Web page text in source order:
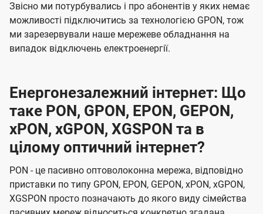
Звісно ми потурбувались і про абонентів у яких немає
можливості підключитись за технологією GPON, тож
ми зарезервували наше мережеве обладнання на
випадок відключень електроенергії.
Енергонезалежний інтернет: Що
таке PON, GPON, EPON, GEPON,
xPON, xGPON, XGSPON та в
цілому оптичний інтернет?
PON - це пасивно оптоволоконна мережа, відповідно
приставки по типу GPON, EPON, GEPON, xPON, xGPON,
XGSPON просто позначають до якого виду сімейства